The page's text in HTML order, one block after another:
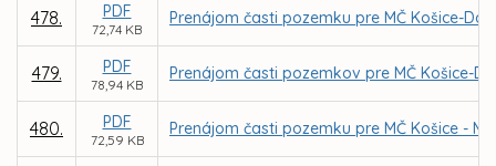
478. PDF
72,74 KB
Prenájom časti pozemku pre MČ Košice-
479. PDF
78,94 KB
Prenájom časti pozemkov pre MČ Košice-
480. PDF
72,59 KB
Prenájom časti pozemku pre MČ Košice -